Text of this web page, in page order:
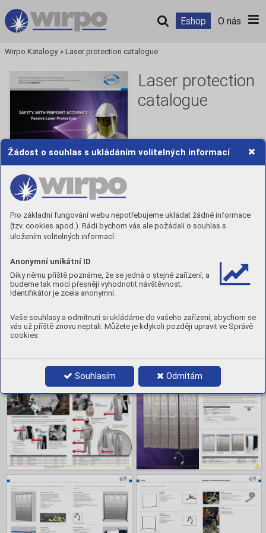
Žádost o souhlas s ukládáním volitelných informací
Pro základní fungování webu nepotřebujeme ukládat žádné informace
(tzv. cookies apod.). Rádi bychom vás ale požádali o souhlas s
uložením volitelných informací:
Anonymní unikátní ID
Díky němu příště poznáme, že se jedná o stejné zařízení, a
budeme tak moci přesněji vyhodnotit návštěvnost.
Identifikátor je zcela anonymní.
Vaše souhlasy a odmítnutí si ukládáme do vašeho zařízení, abychom se
vás už příště znovu neptali. Můžete je kdykoli později upravit ve Správě
cookies
Souhlasím Odmítám
Eshop O nás
Wirpo Katalogy » Laser protection catalogue
Laser protection
catalogue
Číst
Obsah